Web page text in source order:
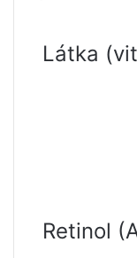
Látka
Retinol